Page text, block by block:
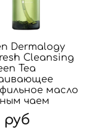
Dermalogy
Cleansing
Tea
масло
чаем
руб